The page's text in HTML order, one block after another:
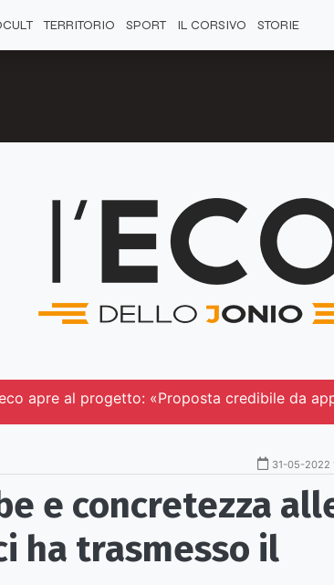
TERRITORIO SPORT IL CORSIVO STORIE
apre al progetto: «Proposta credibile da
31-05-2022
e concretezza
ha trasmesso il